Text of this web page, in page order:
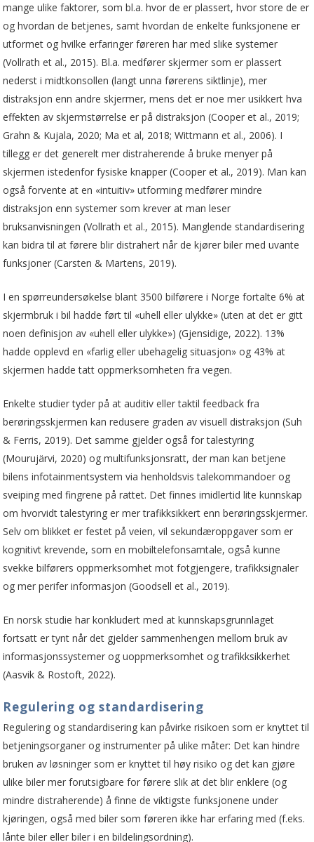
mange ulike faktorer, som bl.a. hvor de er plassert, hvor store de er
og hvordan de betjenes, samt hvordan de enkelte funksjonene er
utformet og hvilke erfaringer føreren har med slike systemer
(Vollrath et al., 2015). Bl.a. medfører skjermer som er plassert
nederst i midtkonsollen (langt unna førerens siktlinje), mer
distraksjon enn andre skjermer, mens det er noe mer usikkert hva
effekten av skjermstørrelse er på distraksjon (Cooper et al., 2019;
Grahn & Kujala, 2020; Ma et al, 2018; Wittmann et al., 2006). I
tillegg er det generelt mer distraherende å bruke menyer på
skjermen istedenfor fysiske knapper (Cooper et al., 2019). Man kan
også forvente at en «intuitiv» utforming medfører mindre
distraksjon enn systemer som krever at man leser
bruksanvisningen (Vollrath et al., 2015). Manglende standardisering
kan bidra til at førere blir distrahert når de kjører biler med uvante
funksjoner (Carsten & Martens, 2019).
I en spørreundersøkelse blant 3500 bilførere i Norge fortalte 6% at
skjermbruk i bil hadde ført til «uhell eller ulykke» (uten at det er gitt
noen definisjon av «uhell eller ulykke») (Gjensidige, 2022). 13%
hadde opplevd en «farlig eller ubehagelig situasjon» og 43% at
skjermen hadde tatt oppmerksomheten fra vegen.
Enkelte studier tyder på at auditiv eller taktil feedback fra
berøringsskjermen kan redusere graden av visuell distraksjon (Suh
& Ferris, 2019). Det samme gjelder også for talestyring
(Mourujärvi, 2020) og multifunksjonsratt, der man kan betjene
bilens infotainmentsystem via henholdsvis talekommandoer og
sveiping med fingrene på rattet. Det finnes imidlertid lite kunnskap
om hvorvidt talestyring er mer trafikksikkert enn berøringsskjermer.
Selv om blikket er festet på veien, vil sekundæroppgaver som er
kognitivt krevende, som en mobiltelefonsamtale, også kunne
svekke bilførers oppmerksomhet mot fotgjengere, trafikksignaler
og mer perifer informasjon (Goodsell et al., 2019).
En norsk studie har konkludert med at kunnskapsgrunnlaget
fortsatt er tynt når det gjelder sammenhengen mellom bruk av
informasjonssystemer og uoppmerksomhet og trafikksikkerhet
(Aasvik & Rostoft, 2022).
Regulering og standardisering
Regulering og standardisering kan påvirke risikoen som er knyttet til
betjeningsorganer og instrumenter på ulike måter: Det kan hindre
bruken av løsninger som er knyttet til høy risiko og det kan gjøre
ulike biler mer forutsigbare for førere slik at det blir enklere (og
mindre distraherende) å finne de viktigste funksjonene under
kjøringen, også med biler som føreren ikke har erfaring med (f.eks.
lånte biler eller biler i en bildelingsordning).